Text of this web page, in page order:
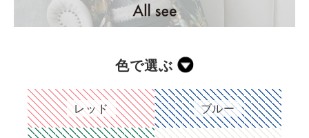
色で選ぶ
レッド ブルー